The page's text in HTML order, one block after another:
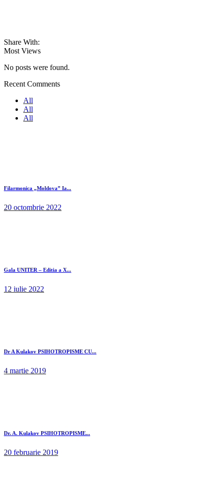
Share With:
Most Views
No posts were found.
Recent Comments
All
All
All
Filarmonica „Moldova” Ia...
20 octombrie 2022
Gala UNITER – Editia a X...
12 iulie 2022
Dr A Kulakov PSIHOTROPISME CU...
4 martie 2019
Dr. A. Kulakov PSIHOTROPISME...
20 februarie 2019